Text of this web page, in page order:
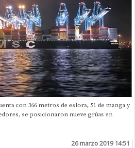
con 366 metros de eslora, 51 de manga y
se posicionaron nueve grúas en
26 marzo 2019 14:51